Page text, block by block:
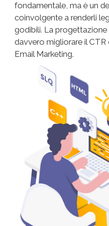
fondamentale, ma è un
coinvolgente a renderli
godibili. La
davvero migliorare il
Email Marketing.